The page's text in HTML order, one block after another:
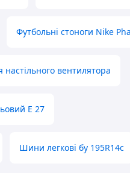
Футбольні стоноги Nike
настільного вентилятора
E 27
Шини легкові бу 195R14c